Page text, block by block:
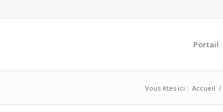
Portail
Vous êtes ici : Accueil /